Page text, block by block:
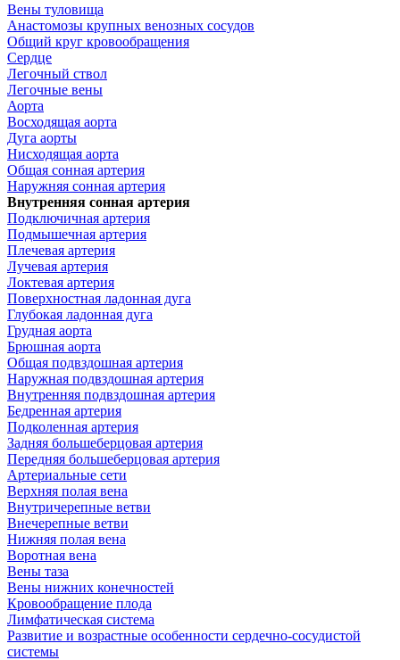
Вены туловища
Анастомозы крупных венозных сосудов
Общий круг кровообращения
Сердце
Легочный ствол
Легочные вены
Аорта
Восходящая аорта
Дуга аорты
Нисходящая аорта
Общая сонная артерия
Наружняя сонная артерия
Внутренняя сонная артерия
Подключичная артерия
Подмышечная артерия
Плечевая артерия
Лучевая артерия
Локтевая артерия
Поверхностная ладонная дуга
Глубокая ладонная дуга
Грудная аорта
Брюшная аорта
Общая подвздошная артерия
Наружная подвздошная артерия
Внутренняя подвздошная артерия
Бедренная артерия
Подколенная артерия
Задняя большеберцовая артерия
Передняя большеберцовая артерия
Артериальные сети
Верхняя полая вена
Внутричерепные ветви
Внечерепные ветви
Нижняя полая вена
Воротная вена
Вены таза
Вены нижних конечностей
Кровообращение плода
Лимфатическая система
Развитие и возрастные особенности сердечно-сосудистой
системы